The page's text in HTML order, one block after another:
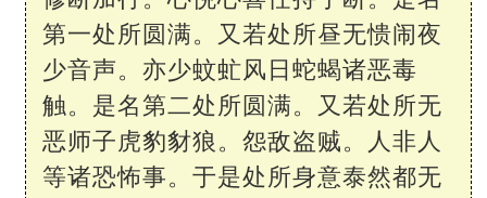
第一处所圆满。又若处所昼无愦闹夜
少音声。亦少蚊虻风日蛇蝎诸恶毒
触。是名第二处所圆满。又若处所无
恶师子虎豹豺狼。怨敌盗贼。人非人
等诸恐怖事。于是处所身意泰然都无